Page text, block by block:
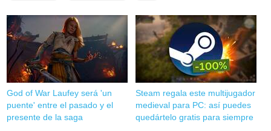
God of War Laufey será 'un
puente' entre el pasado y el
presente de la saga
Steam regala este multijugador
medieval para PC: así puedes
quedártelo gratis para siempre